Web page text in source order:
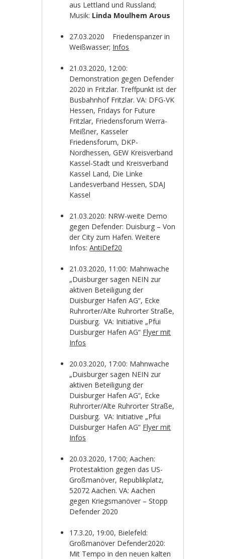
aus Lettland und Russland;
Musik: Linda Moulhem Arous
27.03.2020 Friedenspanzer in
Weißwasser; Infos
21.03.2020, 12:00:
Demonstration gegen Defender
2020 in Fritzlar. Treffpunkt ist der
Busbahnhof Fritzlar. VA: DFG-VK
Hessen, Fridays for Future
Fritzlar, Friedensforum Werra-
Meißner, Kasseler
Friedensforum, DKP-
Nordhessen, GEW Kreisverband
Kassel-Stadt und Kreisverband
Kassel Land, Die Linke
Landesverband Hessen, SDAJ
Kassel
21.03.2020: NRW-weite Demo
gegen Defender: Duisburg – Von
der City zum Hafen. Weitere
Infos:AntiDef20
21.03.2020, 11:00: Mahnwache
„Duisburger sagen NEIN zur
aktiven Beteiligung der
Duisburger Hafen AG“, Ecke
Ruhrorter/Alte Ruhrorter Straße,
Duisburg. VA: Initiative „Pfui
Duisburger Hafen AG“ Flyer mit
Infos
20.03.2020, 17:00: Mahnwache
„Duisburger sagen NEIN zur
aktiven Beteiligung der
Duisburger Hafen AG“, Ecke
Ruhrorter/Alte Ruhrorter Straße,
Duisburg. VA: Initiative „Pfui
Duisburger Hafen AG“ Flyer mit
Infos
20.03.2020, 17:00; Aachen:
Protestaktion gegen das US-
Großmanöver, Republikplatz,
52072 Aachen. VA: Aachen
gegen Kriegsmanöver – Stopp
Defender 2020
17.3.20, 19:00, Bielefeld:
Großmanöver Defender2020:
Mit Tempo in den neuen kalten